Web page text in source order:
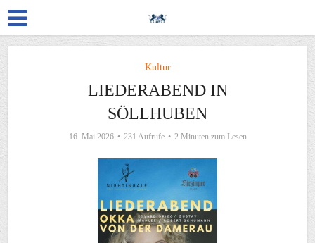
Kultur
LIEDERABEND IN
SÖLLHUBEN
16. Mai 2026 231 Aufrufe 2 Minuten zum Lesen